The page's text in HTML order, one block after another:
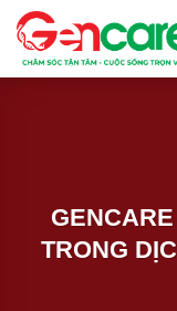
Skip
content
TRONG